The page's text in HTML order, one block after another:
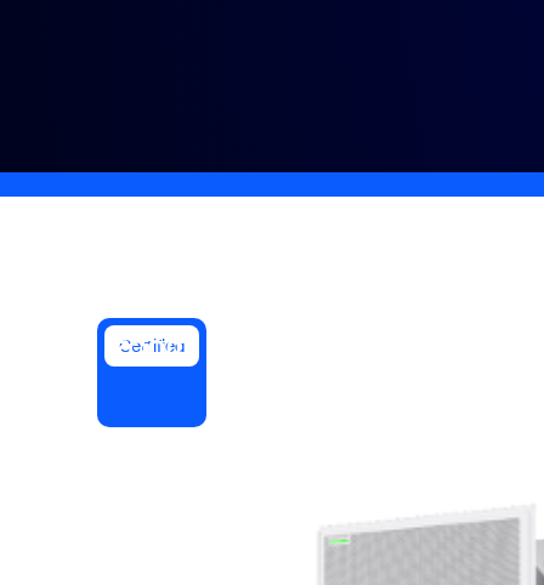
Centre de téléchargement+1.888.799.9666/
Certified